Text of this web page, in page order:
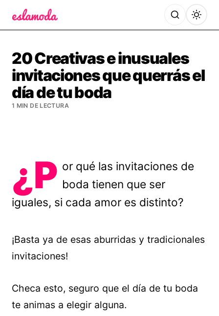
20 Creativas e inusuales
invitaciones que querrás el
día de tu boda
1 MIN DE LECTURA
¿P or qué las invitaciones de
boda tienen que ser
iguales, si cada amor es distinto?
¡Basta ya de esas aburridas y tradicionales
invitaciones!
Checa esto, seguro que el día de tu boda
te animas a elegir alguna.